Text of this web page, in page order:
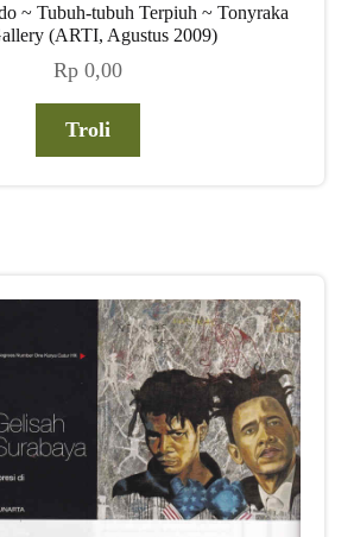
~ Tubuh-tubuh Terpiuh ~ Tonyraka
(ARTI, Agustus 2009)
Rp 0,00
Troli